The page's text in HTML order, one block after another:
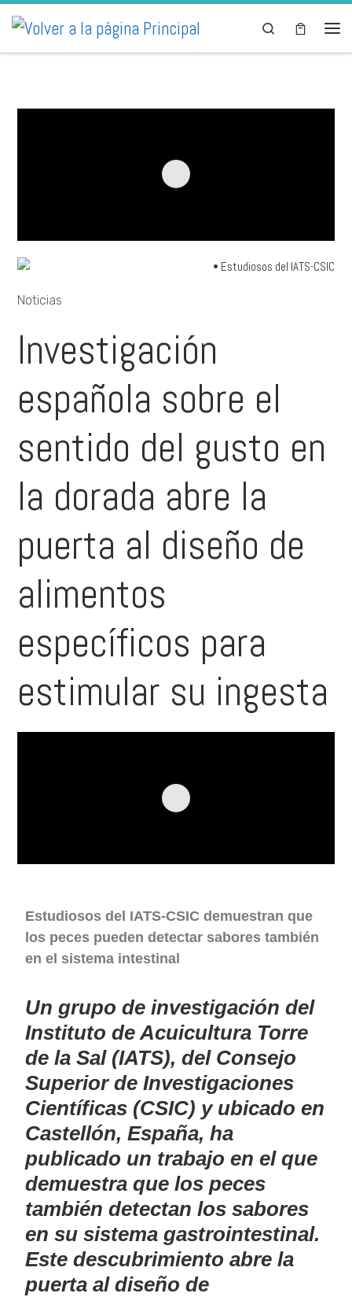
Skip to content Search
Noticias
Investigación
española sobre el
sentido del gusto en
la dorada abre la
puerta al diseño de
alimentos
específicos para
estimular su ingesta
Estudiosos del IATS-CSIC demuestran que
los peces pueden detectar sabores también
en el sistema intestinal
Un grupo de investigación del
Instituto de Acuicultura Torre
de la Sal (IATS), del Consejo
Superior de Investigaciones
Científicas (CSIC) y ubicado en
Castellón, España, ha
publicado un trabajo en el que
demuestra que los peces
también detectan los sabores
en su sistema gastrointestinal.
Este descubrimiento abre la
puerta al diseño de